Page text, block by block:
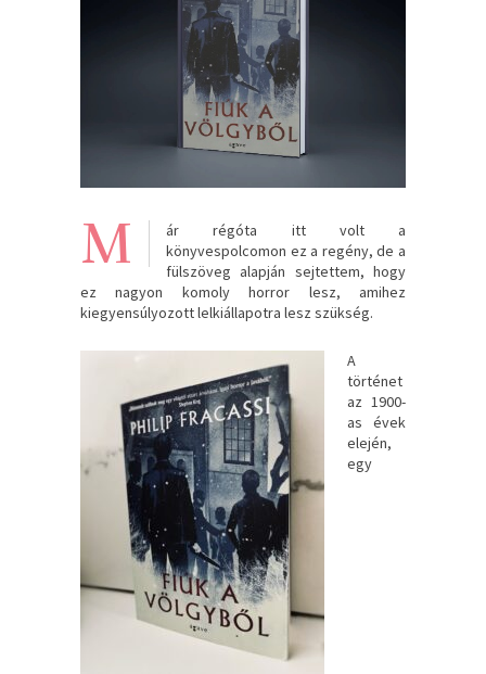
M
ár régóta itt volt a
könyvespolcomon ez a regény, de a
fülszöveg alapján sejtettem, hogy
ez nagyon komoly horror lesz, amihez
kiegyensúlyozott lelkiállapotra lesz szükség.
A
történet
az 1900-
as évek
elején,
egy